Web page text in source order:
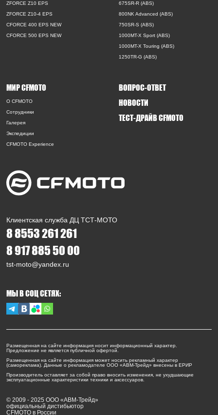
Клиентская служба ДЦ ТСТ-МОТО
8 8553 261 261
8 917 885 50 00
tst-moto@yandex.ru
МЫ В СОЦ СЕТЯХ:
ZFORCE Z10 EPS
ZFORCE Z10-4 EPS
CFORCE 400 EPS NEW
CFORCE 500 EPS NEW
675SR-R (ABS)
800NK Advanced (ABS)
750SR-S (ABS)
1000MT-X Sport (ABS)
1000MT-X Touring (ABS)
1250TR-G (ABS)
МИР CFMOTO
O CFMOTO
Сотрудники
Галерея
Экспедиции
CFMOTO Experience
ВОПРОС-ОТВЕТ
НОВОСТИ
ТЕСТ-ДРАЙВ CFMOTO
Размещенная на сайте информация носит информационный характер.
Предложение не является публичной офертой.
Размещенная на сайте информация может носить рекламный характер
(самореклама). Данные о рекламодателе ООО «АВМ-Трейд» внесены в ЕРИР
Производитель оставляет за собой право вносить изменения, не ухудшающие
эксплуатационные характеристики техники и аксессуаров.
© 2009 - 2025 ООО «АВМ-Трейд»
официальный дистибьютор
CFMOTO в России